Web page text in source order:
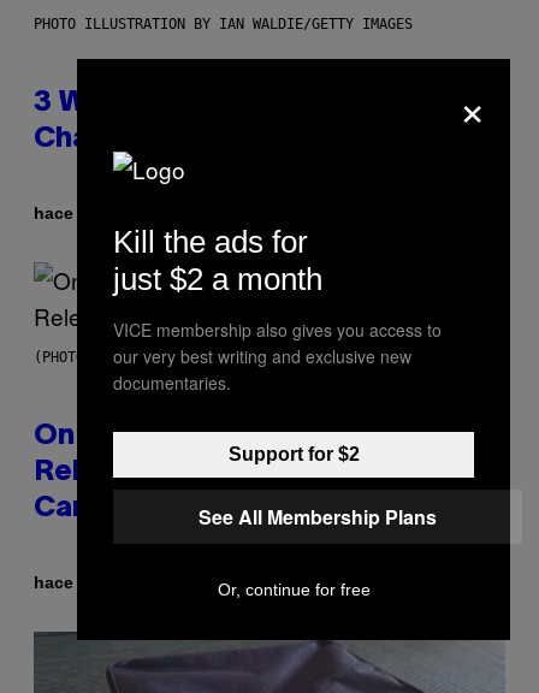
PHOTO ILLUSTRATION BY IAN WALDIE/GETTY IMAGES
3 Ways Your Music Taste
Changes as You Get Older
hace 3 horas
(PHOTO BY GARY GERSHOFF/WIREIMAGE)
On This Day 13 Years Ago, Drake
Released the Best Song of His
Career
hace 5 horas Caleb Catlin
×
Kill the ads for
just $2 a month
VICE membership also gives you access to
our very best writing and exclusive new
documentaries.
Support for $2
See All Membership Plans
Or, continue for free